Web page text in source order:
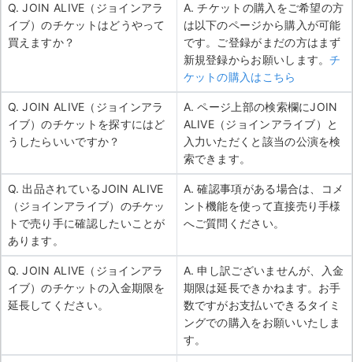
Q. JOIN ALIVE（ジョインアラ
イブ）のチケットはどうやって
買えますか？
A. チケットの購入をご希望の方
は以下のページから購入が可能
です。ご登録がまだの方はまず
新規登録からお願いします。チ
ケットの購入はこちら
Q. JOIN ALIVE（ジョインアラ
イブ）のチケットを探すにはど
うしたらいいですか？
A. ページ上部の検索欄にJOIN
ALIVE（ジョインアライブ）と
入力いただくと該当の公演を検
索できます。
Q. 出品されているJOIN ALIVE
（ジョインアライブ）のチケッ
トで売り手に確認したいことが
あります。
A. 確認事項がある場合は、コメ
ント機能を使って直接売り手様
へご質問ください。
Q. JOIN ALIVE（ジョインアラ
イブ）のチケットの入金期限を
延長してください。
A. 申し訳ございませんが、入金
期限は延長できかねます。お手
数ですがお支払いできるタイミ
ングでの購入をお願いいたしま
す。